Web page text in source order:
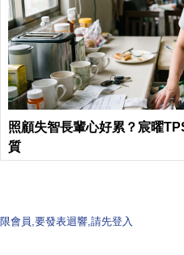
照顧失智長輩心好累？宸曜
質
限會員,要發表迴響,請先登入